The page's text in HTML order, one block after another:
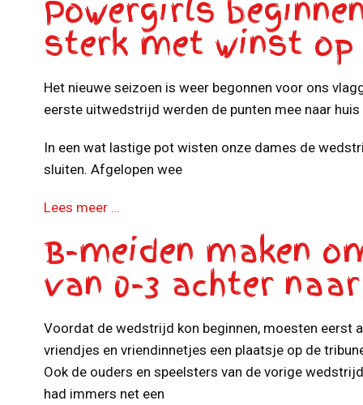
Powergirls
sterk met winst op
Het nieuwe seizoen is weer begonnen voor ons
eerste uitwedstrijd werden de punten mee naar
In een wat lastige pot wisten onze dames de
sluiten. Afgelopen wee
Lees meer …
B-meiden maken
van 0-3 achter naar
Voordat de wedstrijd kon beginnen, moesten eerst
vriendjes en vriendinnetjes een plaatsje op de
Ook de ouders en speelsters van de vorige
had immers net een